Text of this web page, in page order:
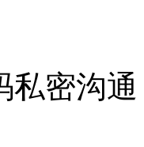
私密沟通